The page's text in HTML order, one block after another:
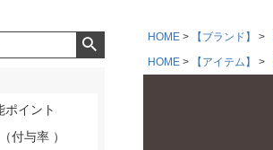
ポイント
（付与率 ）
HOME 【ブランド】
HOME
【アイテム】